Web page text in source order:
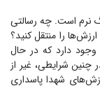
نرم است. چه رسالتی
ارزش‌ها را منتقل کنید؟
در دنیا وجود دارد که در حال
شرایطی، غیر از
شهدا پاسداری